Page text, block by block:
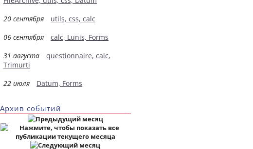
20 сентября
utils, css, calc
06 сентября
calc, Lunis, Forms
31 августа
questionnaire, calc,
Trimurti
22 июля
Datum, Forms
Архив событий